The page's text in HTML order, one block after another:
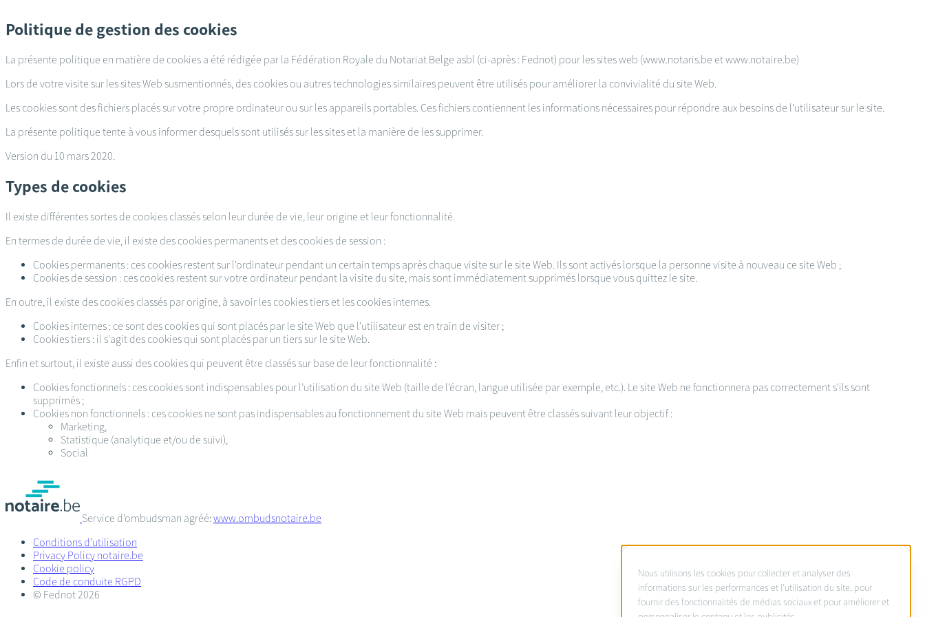
au
contenu
Politique de gestion des cookies
La présente politique en matière de cookies a été rédigée par la Fédération Royale du Notariat Belge asbl (ci-après : Fednot) pour les sites web (www.notaris.be et www.notaire.be)
Lors de votre visite sur les sites Web susmentionnés, des cookies ou autres technologies similaires peuvent être utilisés pour améliorer la convivialité du site Web.
Les cookies sont des fichiers placés sur votre propre ordinateur ou sur les appareils portables. Ces fichiers contiennent les informations nécessaires pour répondre aux besoins de l'utilisateur sur le site.
La présente politique tente à vous informer desquels sont utilisés sur les sites et la manière de les supprimer.
Version du 10 mars 2020.
Types de cookies
Il existe différentes sortes de cookies classés selon leur durée de vie, leur origine et leur fonctionnalité.
En termes de durée de vie, il existe des cookies permanents et des cookies de session :
Cookies permanents : ces cookies restent sur l'ordinateur pendant un certain temps après chaque visite sur le site Web. Ils sont activés lorsque la personne visite à nouveau ce site Web ;
Cookies de session : ces cookies restent sur votre ordinateur pendant la visite du site, mais sont immédiatement supprimés lorsque vous quittez le site.
En outre, il existe des cookies classés par origine, à savoir les cookies tiers et les cookies internes.
Cookies internes : ce sont des cookies qui sont placés par le site Web que l'utilisateur est en train de visiter ;
Cookies tiers : il s'agit des cookies qui sont placés par un tiers sur le site Web.
Enfin et surtout, il existe aussi des cookies qui peuvent être classés sur base de leur fonctionnalité :
Cookies fonctionnels : ces cookies sont indispensables pour l’utilisation du site Web (taille de l’écran, langue utilisée par exemple, etc.). Le site Web ne fonctionnera pas correctement s'ils sont
supprimés ;
Cookies non fonctionnels : ces cookies ne sont pas indispensables au fonctionnement du site Web mais peuvent être classés suivant leur objectif :
Marketing,
Statistique (analytique et/ou de suivi),
Social
Service d’ombudsman agréé:www.ombudsnotaire.be
Conditions d’utilisation
Privacy Policy notaire.be
Cookie policy
Code de conduite RGPD
© Fednot 2026
À
propos
des
Nous utilisons les cookies pour collecter et analyser des
informations sur les performances et l'utilisation du site, pour
fournir des fonctionnalités de médias sociaux et pour améliorer et